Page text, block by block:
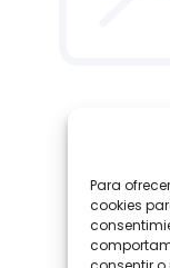
Para
cookies